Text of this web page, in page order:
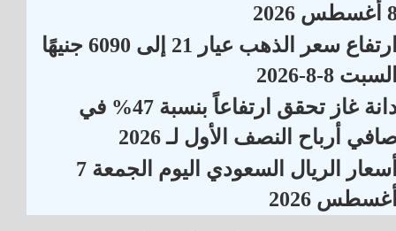
2026
ارتفاع سعر الذهب عيار 21 إلى 6090 جنيهًا
8-8-2026
دانة غاز تحقق ارتفاعاً بنسبة 47% في
أرباح النصف الأول لـ 2026
أسعار الريال السعودي اليوم الجمعة 7
2026